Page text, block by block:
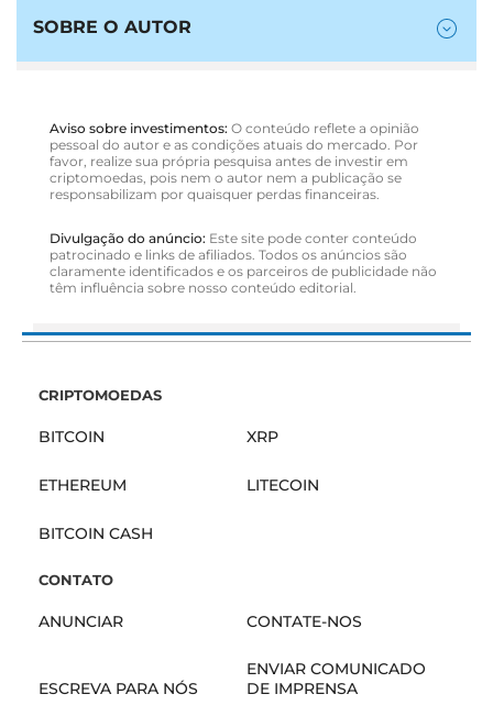
SOBRE O AUTOR
Aviso sobre investimentos: O conteúdo reflete a opinião
pessoal do autor e as condições atuais do mercado. Por
favor, realize sua própria pesquisa antes de investir em
criptomoedas, pois nem o autor nem a publicação se
responsabilizam por quaisquer perdas financeiras.
Divulgação do anúncio: Este site pode conter conteúdo
patrocinado e links de afiliados. Todos os anúncios são
claramente identificados e os parceiros de publicidade não
têm influência sobre nosso conteúdo editorial.
CRIPTOMOEDAS
BITCOIN XRP
ETHEREUM LITECOIN
BITCOIN CASH
CONTATO
ANUNCIAR CONTATE-NOS
ESCREVA PARA NÓS
ENVIAR COMUNICADO
DE IMPRENSA